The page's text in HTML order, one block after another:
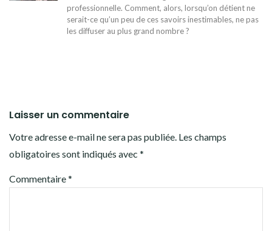
professionnelle. Comment, alors, lorsqu’on détient ne
serait-ce qu’un peu de ces savoirs inestimables, ne pas
les diffuser au plus grand nombre ?
Laisser un commentaire
Votre adresse e-mail ne sera pas publiée. Les champs
obligatoires sont indiqués avec *
Commentaire*